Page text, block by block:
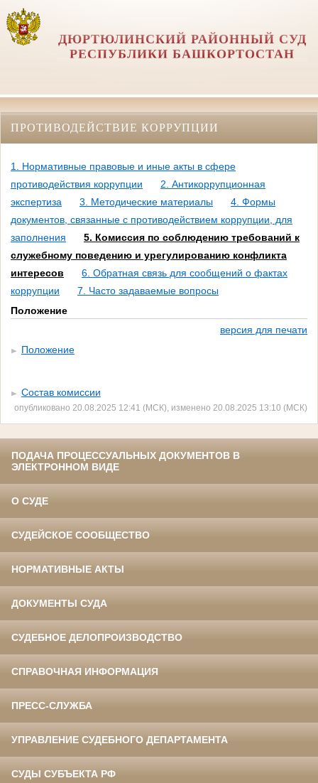
ДЮРТЮЛИНСКИЙ РАЙОННЫЙ СУД
РЕСПУБЛИКИ БАШКОРТОСТАН
ПРОТИВОДЕЙСТВИЕ КОРРУПЦИИ
1. Нормативные правовые и иные акты в сфере
противодействия коррупции
2. Антикоррупционная
экспертиза
3. Методические материалы
4. Формы
документов, связанные с противодействием коррупции, для
заполнения
5. Комиссия по соблюдению требований к
служебному поведению и урегулированию конфликта
интересов
6. Обратная связь для сообщений о фактах
коррупции
7. Часто задаваемые вопросы
Положение
версия для печати
Положение
Состав комиссии
опубликовано 20.08.2025 12:41 (МСК), изменено 20.08.2025 13:10 (МСК)
ПОДАЧА ПРОЦЕССУАЛЬНЫХ ДОКУМЕНТОВ В
ЭЛЕКТРОННОМ ВИДЕ
О СУДЕ
СУДЕЙСКОЕ СООБЩЕСТВО
НОРМАТИВНЫЕ АКТЫ
ДОКУМЕНТЫ СУДА
СУДЕБНОЕ ДЕЛОПРОИЗВОДСТВО
СПРАВОЧНАЯ ИНФОРМАЦИЯ
ПРЕСС-СЛУЖБА
УПРАВЛЕНИЕ СУДЕБНОГО ДЕПАРТАМЕНТА
СУДЫ СУБЪЕКТА РФ